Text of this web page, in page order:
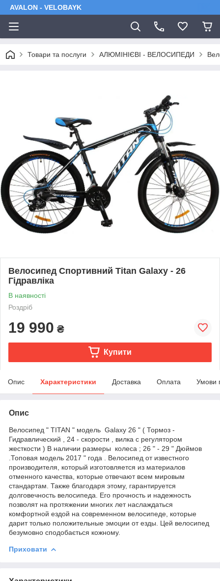
AVALON - VELOBAYK
Товари та послуги АЛЮМІНІЄВІ - ВЕЛОСИПЕДИ
Велосипед Спортивний Тitan Galaxy - 26
Гідравліка
В наявності
Роздріб
19 990 ₴
Купити
Опис Характеристики Доставка Оплата Умови
Опис
Велосипед " TITAN " модель Galaxy 26 " ( Тормоз -
Гидравлический , 24 - скорости , вилка с регулятором
жесткости ) В наличии размеры колеса ; 26 " - 29 " Дюймов
.Топовая модель 2017 " года . Велосипед от известного
производителя, который изготовляется из материалов
отменного качества, которые отвечают всем мировым
стандартам. Также благодаря этому, гарантируется
долговечность велосипеда. Его прочность и надежность
позволят на протяжении многих лет наслаждаться
комфортной ездой на современном велосипеде, которые
дарит только положительные эмоции от езды. Цей велосипед
безумовно сподобається кожному.
Приховати